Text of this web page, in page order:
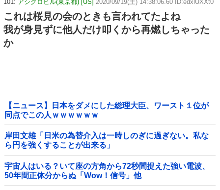
101: アシクロビル(東京都) [US] 2020/09/19(土) 14:38:06.60 ID:edxlUXXt0
これは桜見の会のときも言われてたよね
我が身見ずに他人だけ叩くから再燃しちゃった
か
【ニュース】日本をダメにした総理大臣、ワースト１位が
同点でこの人ｗｗｗｗｗｗ
岸田文雄「日米の為替介入は一時しのぎに過ぎない。私な
ら円を強くすることが出来る」
宇宙人はいる？いて座の方角から72秒間捉えた強い電波、
50年間正体分からぬ「Wow！信号」他